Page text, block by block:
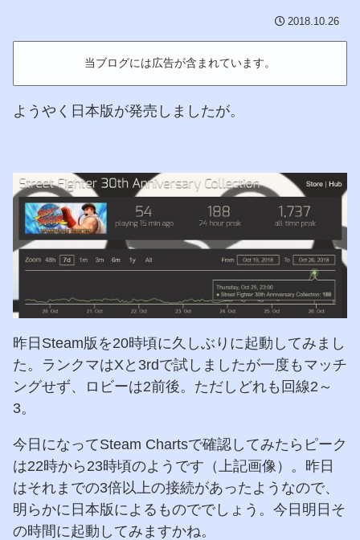
2018.10.26
当ブログには広告が含まれています。
ようやく日本版が発売しましたが。
昨日Steam版を20時頃に久しぶりに起動してみまし
た。ランクマはXと3rdで試しましたが一度もマッチ
ングせず、ロビーは2前後。ただしどれも回線2～
3。
今日になってSteam Chartsで確認してみたらピーク
は22時から23時頃のようです（上記画像）。昨日
はそれまでの3倍以上の接続があったようなので、
明らかに日本版によるものででしょう。今日明日そ
の時間に起動してみますかね。